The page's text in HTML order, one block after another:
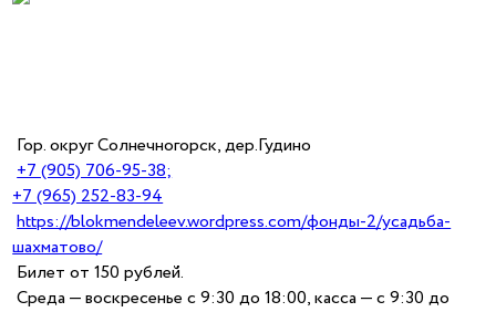
Гор. округ Солнечногорск, дер.Гудино
+7 (905) 706-95-38;
+7 (965) 252-83-94
https://blokmendeleev.wordpress.com/фонды-2/усадьба-
шахматово/
Билет от 150 рублей.
Среда — воскресенье с 9:30 до 18:00, касса — с 9:30 до